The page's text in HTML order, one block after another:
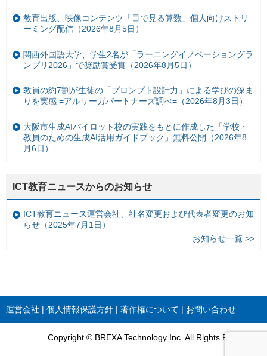
教育出版、映像コンテンツ「目で見る算数」個人向けストリ
ーミング配信（2026年8月5日）
関西外国語大学、学生2名が「ラーニングイノベーショングラ
ンプリ2026」で奨励賞受賞（2026年8月5日）
教員の約7割が生徒の「プロンプト設計力」による学びの深ま
りを実感 =アルサーガパートナーズ調べ=（2026年8月3日）
大阪市生成AIパイロット校の実践をもとに作成した「学校・
教員のための生成AI活用ガイドブック」無料公開（2026年8
月6日）
ICT教育ニュースからのお知らせ
ICT教育ニュース運営会社、社名変更および代表者変更のお知
らせ（2025年7月1日）
お知らせ一覧 >>
運営会社 個人情報保護方針 著作権について お問い合わせ
Copyright © BREXA Technology Inc. All Rights Reserved.